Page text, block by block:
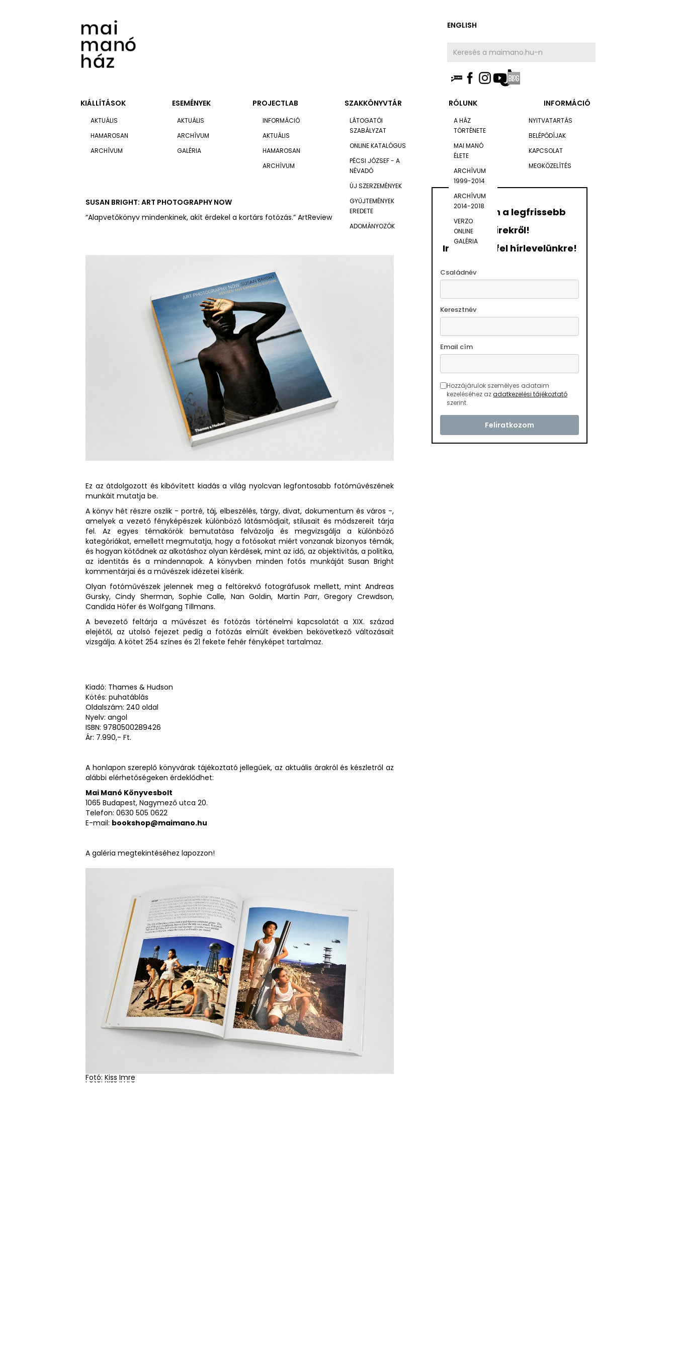
ENGLISH
KIÁLLÍTÁSOK
AKTUÁLIS
HAMAROSAN
ARCHÍVUM
ESEMÉNYEK
AKTUÁLIS
ARCHÍVUM
GALÉRIA
PROJECTLAB
INFORMÁCIÓ
AKTUÁLIS
HAMAROSAN
ARCHÍVUM
SZAKKÖNYVTÁR
LÁTOGATÓI
SZABÁLYZAT
ONLINE KATALÓGUS
PÉCSI JÓZSEF - A
NÉVADÓ
ÚJ SZERZEMÉNYEK
GYŰJTEMÉNYEK
EREDETE
ADOMÁNYOZÓK
RÓLUNK
A HÁZ
TÖRTÉNETE
MAI MANÓ
ÉLETE
ARCHÍVUM
1999-2014
ARCHÍVUM
2014-2018
VERZO
ONLINE
GALÉRIA
INFORMÁCIÓ
NYITVATARTÁS
BELÉPŐDÍJAK
KAPCSOLAT
MEGKÖZELÍTÉS
SUSAN BRIGHT: ART PHOTOGRAPHY NOW
“Alapvetőkönyv mindenkinek, akit érdekel a kortárs fotózás.” ArtReview
Ez az átdolgozott és kibővített kiadás a világ nyolcvan legfontosabb fotóművészének
munkáit mutatja be.
A könyv hét részre oszlik - portré, táj, elbeszélés, tárgy, divat, dokumentum és város -,
amelyek a vezető fényképészek különböző látásmódjait, stilusait és módszereit tárja
fel. Az egyes témakörök bemutatása felvázolja és megvizsgálja a különböző
kategóriákat, emellett megmutatja, hogy a fotósokat miért vonzanak bizonyos témák,
és hogyan kötődnek az alkotáshoz olyan kérdések, mint az idő, az objektivitás, a politika,
az identitás és a mindennapok. A könyvben minden fotós munkáját Susan Bright
kommentárjai és a művészek idézetei kísérik.
Olyan fotóművészek jelennek meg a feltörekvő fotográfusok mellett, mint Andreas
Gursky, Cindy Sherman, Sophie Calle, Nan Goldin, Martin Parr, Gregory Crewdson,
Candida Höfer és Wolfgang Tillmans.
A bevezető feltárja a művészet és fotózás történelmi kapcsolatát a XIX. század
elejétől, az utolsó fejezet pedig a fotózás elmúlt években bekövetkező változásait
vizsgálja. A kötet 254 színes és 21 fekete fehér fényképet tartalmaz.
Kiadó: Thames & Hudson
Kötés: puhatáblás
Oldalszám: 240 oldal
Nyelv: angol
ISBN: 9780500289426
Ár: 7.990,- Ft.
A honlapon szereplő könyvárak tájékoztató jellegűek, az aktuális árakról és készletről az
alábbi elérhetőségeken érdeklődhet:
Mai Manó Könyvesbolt
1065 Budapest, Nagymező utca 20.
Telefon: 0630 505 0622
E-mail: bookshop@maimano.hu
A galéria megtekintéséhez lapozzon!
Fotó: Kiss Imre
Fotó: Kiss Imre
Értesüljön a legfrissebb
hírekről!
Iratkozzon fel hírlevelünkre!
Családnév
Keresztnév
Email cím
Hozzájárulok személyes adataim
kezeléséhez azadatkezelési tájékoztató
szerint.